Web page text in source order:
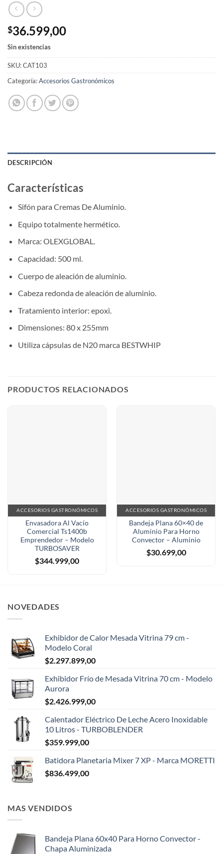
$36.599,00
Sin existencias
SKU:CAT103
Categoría:Accesorios Gastronómicos
DESCRIPCIÓN
Características
Sifón para Cremas De Aluminio.
Equipo totalmente hermético.
Marca: OLEXGLOBAL.
Capacidad: 500 ml.
Cuerpo de aleación de aluminio.
Cabeza redonda de aleación de aluminio.
Tratamiento interior: epoxi.
Dimensiones: 80 x 255mm
Utiliza cápsulas de N20 marca BESTWHIP
PRODUCTOS RELACIONADOS
ACCESORIOS GASTRONÓMICOS
Envasadora Al Vacío
Comercial Ts1400b
Emprendedor – Modelo
TURBOSAVER
$344.999,00
ACCESORIOS GASTRONÓMICOS
Bandeja Plana 60×40 de
Aluminio Para Horno
Convector – Aluminio
$30.699,00
NOVEDADES
Exhibidor de Calor Mesada Vitrina 79 cm -
Modelo Coral
$2.297.899,00
Exhibidor Frío de Mesada Vitrina 70 cm - Modelo
Aurora
$2.426.999,00
Calentador Eléctrico De Leche Acero Inoxidable
10 Litros - TURBOBLENDER
$359.999,00
Batidora Planetaria Mixer 7 XP - Marca MORETTI
$836.499,00
MAS VENDIDOS
Bandeja Plana 60x40 Para Horno Convector -
Chapa Aluminizada